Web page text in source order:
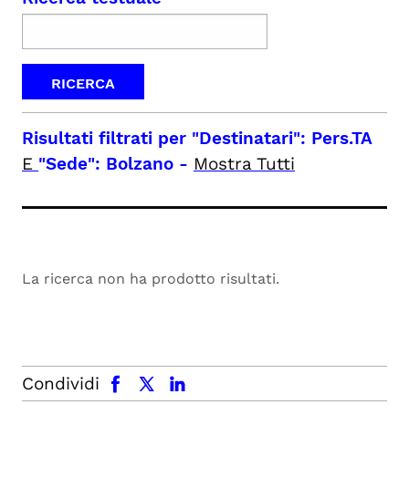
Risultati filtrati per "Destinatari": Pers.TA
E "Sede": Bolzano - Mostra Tutti
La ricerca non ha prodotto risultati.
Condividi
facebook x.com linkedin